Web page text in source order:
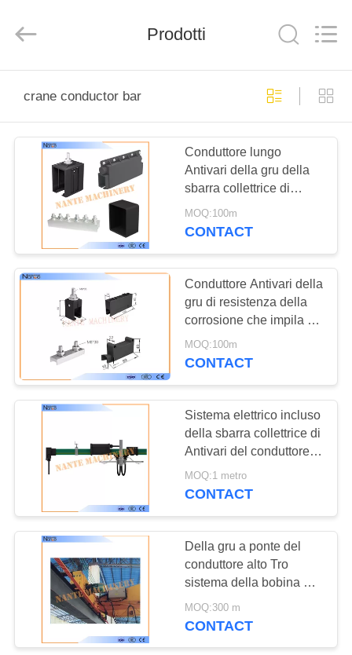
PRODOTTI
VISITA
DELLA
FABBRICA
CONTROLLO
DI
QUALITÀ
RICHIEDA
CITAZIONE
COMPANY
Eqiupment
Co.,Ltd..
Reserved.
Prodotti
crane conductor bar
Conduttore lungo
Antivari della gru della
sbarra collettrice di
distribuzione di energia
di viaggio per i sistemi
MOQ:100m
CONTACT
Conduttore Antivari della
gru di resistenza della
corrosione che impila i
sistemi che assicurano
potere
MOQ:100m
CONTACT
Sistema elettrico incluso
della sbarra collettrice di
Antivari del conduttore
multiplo della gru
MOQ:1 metro
CONTACT
Della gru a ponte del
conduttore alto Tro
sistema della bobina di
Antivari, 50-140A 600V
4 rotaie all'aperto di fase
MOQ:300 m
CONTACT